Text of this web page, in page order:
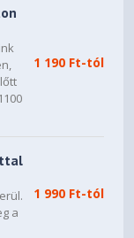
1 190 Ft-tól
a
1 990 Ft-tól